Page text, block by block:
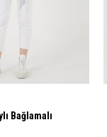
Bağlamalı